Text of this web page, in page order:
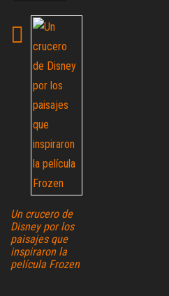
Un crucero de
Disney por los
paisajes que
inspiraron la
película Frozen